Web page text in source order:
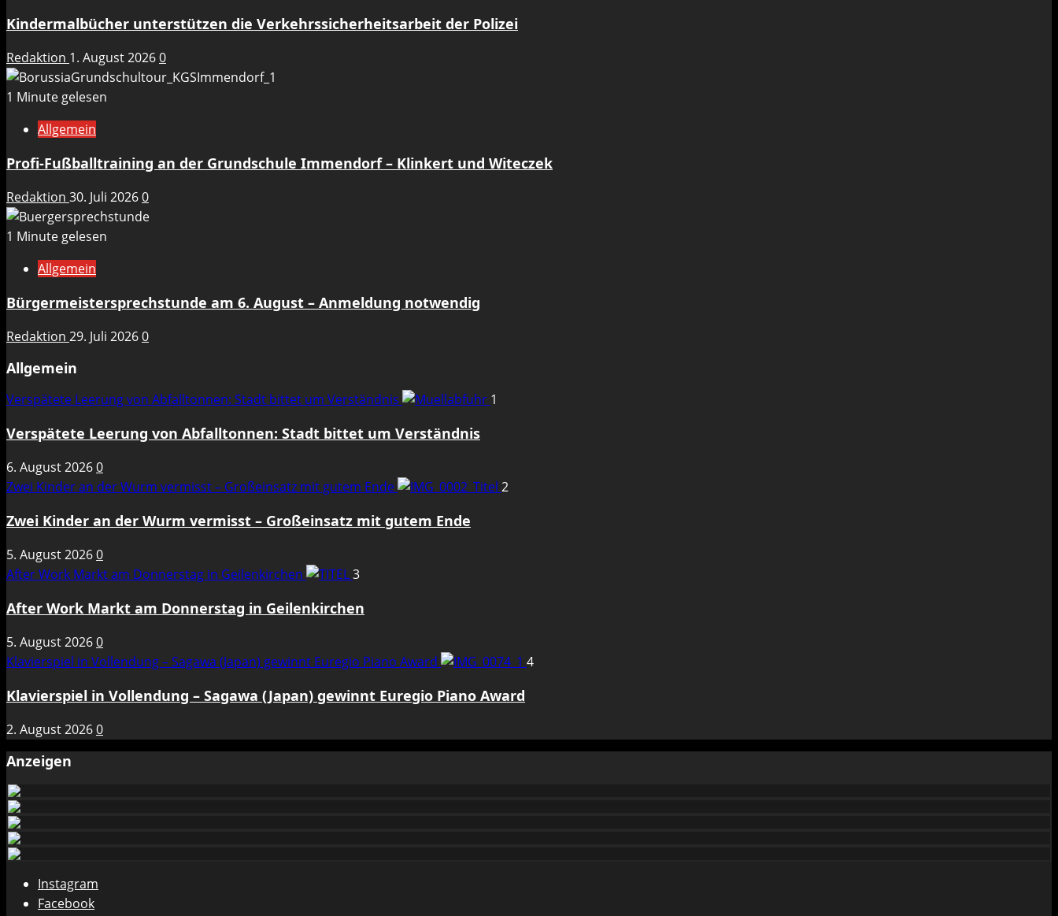
Kindermalbücher unterstützen die Verkehrssicherheitsarbeit der Polizei
Redaktion 1. August 20260
1 Minute gelesen
Allgemein
Profi-Fußballtraining an der Grundschule Immendorf – Klinkert und Witeczek
Redaktion 30. Juli 20260
1 Minute gelesen
Allgemein
Bürgermeistersprechstunde am 6. August – Anmeldung notwendig
Redaktion 29. Juli 20260
Allgemein
Verspätete Leerung von Abfalltonnen: Stadt bittet um Verständnis 1
Verspätete Leerung von Abfalltonnen: Stadt bittet um Verständnis
6. August 20260
Zwei Kinder an der Wurm vermisst – Großeinsatz mit gutem Ende
2
Zwei Kinder an der Wurm vermisst – Großeinsatz mit gutem Ende
5. August 20260
After Work Markt am Donnerstag in Geilenkirchen
3
After Work Markt am Donnerstag in Geilenkirchen
5. August 20260
Klavierspiel in Vollendung – Sagawa (Japan) gewinnt Euregio Piano Award
4
Klavierspiel in Vollendung – Sagawa (Japan) gewinnt Euregio Piano Award
2. August 20260
Anzeigen
Instagram
Facebook